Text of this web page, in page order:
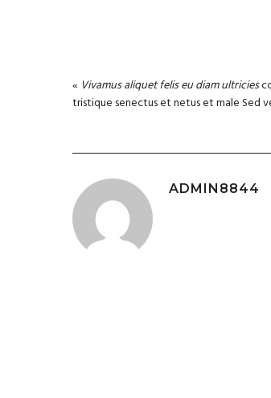
« Vivamus aliquet felis eu diam ultricies
tristique senectus et netus et male Sed
ADMIN8844